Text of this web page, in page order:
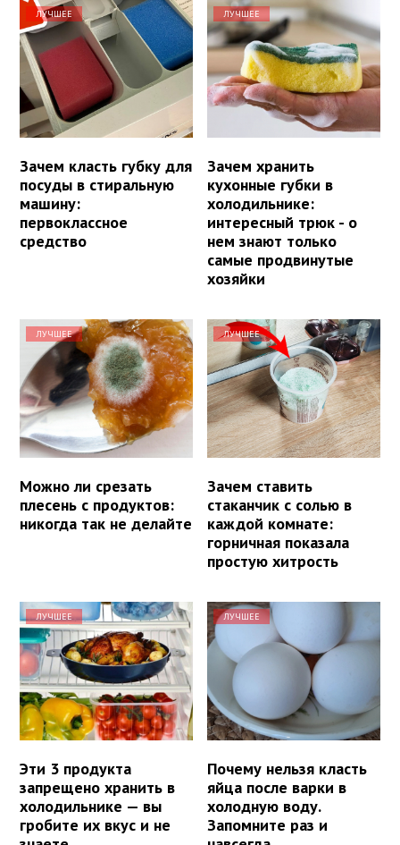
ЛУЧШЕЕ
Зачем класть губку для
посуды в стиральную
машину:
первоклассное
средство
ЛУЧШЕЕ
Зачем хранить
кухонные губки в
холодильнике:
интересный трюк - о
нем знают только
самые продвинутые
хозяйки
ЛУЧШЕЕ
Можно ли срезать
плесень с продуктов:
никогда так не делайте
ЛУЧШЕЕ
Зачем ставить
стаканчик с солью в
каждой комнате:
горничная показала
простую хитрость
ЛУЧШЕЕ
Эти 3 продукта
запрещено хранить в
холодильнике — вы
гробите их вкус и не
ЛУЧШЕЕ
Почему нельзя класть
яйца после варки в
холодную воду.
Запомните раз и